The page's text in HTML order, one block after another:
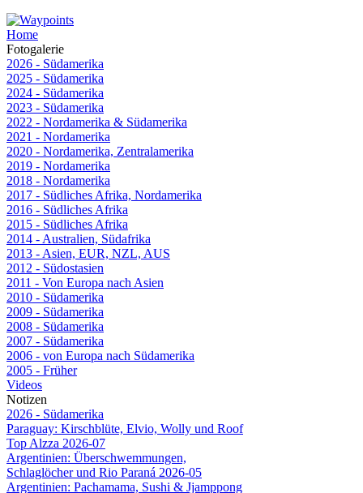
Home
Fotogalerie
2026 - Südamerika
2025 - Südamerika
2024 - Südamerika
2023 - Südamerika
2022 - Nordamerika & Südamerika
2021 - Nordamerika
2020 - Nordamerika, Zentralamerika
2019 - Nordamerika
2018 - Nordamerika
2017 - Südliches Afrika, Nordamerika
2016 - Südliches Afrika
2015 - Südliches Afrika
2014 - Australien, Südafrika
2013 - Asien, EUR, NZL, AUS
2012 - Südostasien
2011 - Von Europa nach Asien
2010 - Südamerika
2009 - Südamerika
2008 - Südamerika
2007 - Südamerika
2006 - von Europa nach Südamerika
2005 - Früher
Videos
Notizen
2026 - Südamerika
Paraguay: Kirschblüte, Elvio, Wolly und Roof
Top Alzza 2026-07
Argentinien: Überschwemmungen,
Schlaglöcher und Rio Paraná 2026-05
Argentinien: Pachamama, Sushi & Jjamppong